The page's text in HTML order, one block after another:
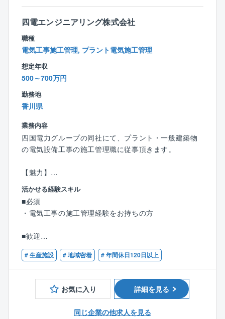
四電エンジニアリング株式会社
職種
電気工事施工管理, プラント電気施工管理
想定年収
500～700万円
勤務地
香川県
業務内容
四国電力グループの同社にて、プラント・一般建築物
の電気設備工事の施工管理職に従事頂きます。
【魅力】
・年間休日124日、四国外への転勤は想定しておらず、
残業平均も全社で22時間/月と、WLBを整えて就業頂け
ます！
・民間企業プラントの需要が高く今後伸びていく業界
が抜群です！
【業務内容】
管理業務をご担当いただきます。具体的には、下記業
務となります。
・陸上競技場など大規模な公共施設や建築物の電気設
活かせる経験スキル
■必須
・電気工事の施工管理経験をお持ちの方
■歓迎
・電気工事施工管理技士資格をお持ちの方（1級/2級）
# 生産施設 # 地域密着 # 年間休日120日以上
お気に入り 詳細を見る
同じ企業の他求人を見る